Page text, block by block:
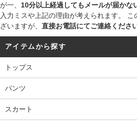
が一、 10分以上経過してもメールが届かな
入力ミスや上記の理由が考えられます。
ざいますが、 直接お電話にてご連絡くださ
アイテムから探す
トップス
パンツ
スカート